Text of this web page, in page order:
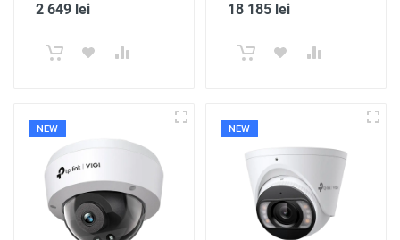
2 649 lei 18 185 lei
NEW NEW